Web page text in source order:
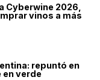
Cyberwine 2026,
vinos a más
repuntó en
en verde